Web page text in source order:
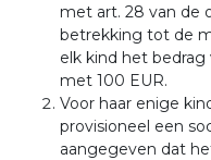
met art. 28 van de
betrekking tot de
elk kind het
met 100 EUR.
Voor haar enige
provisioneel een
aangegeven dat